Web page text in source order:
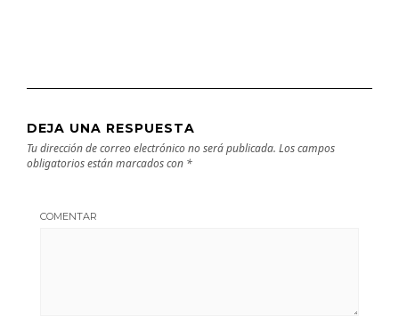
DEJA UNA RESPUESTA
Tu dirección de correo electrónico no será publicada. Los campos
obligatorios están marcados con *
COMENTAR